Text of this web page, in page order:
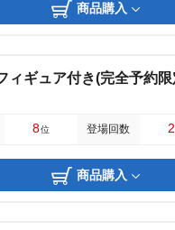
商品購入
ィギュア付き(完全予約限
8位 登場回数 2
商品購入